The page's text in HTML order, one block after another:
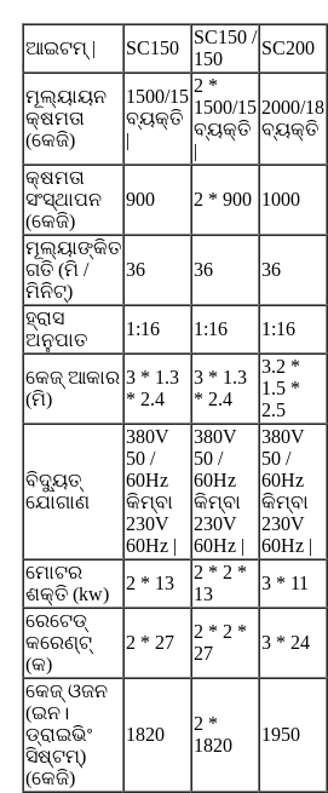
ଆଇଟମ୍ | SC150
SC150 /
150
SC200
ମୂଲ୍ୟାୟନ
କ୍ଷମତା
(କେଜି)
1500/15
ବ୍ୟକ୍ତି
|
2 *
1500/15
ବ୍ୟକ୍ତି
|
2000/18
ବ୍ୟକ୍ତି
କ୍ଷମତା
ସଂସ୍ଥାପନ
(କେଜି)
900 2 * 900 1000
ମୂଲ୍ୟାଙ୍କିତ
ଗତି (ମି /
ମିନିଟ୍)
36 36 36
ହ୍ରାସ
ଅନୁପାତ
1:16 1:16 1:16
କେଜ୍ ଆକାର
(ମି)
3 * 1.3
* 2.4
3 * 1.3
* 2.4
3.2 *
1.5 *
2.5
ବିଦ୍ୟୁତ୍
ଯୋଗାଣ
380V
50 /
60Hz
କିମ୍ବା
230V
60Hz |
380V
50 /
60Hz
କିମ୍ବା
230V
60Hz |
380V
50 /
60Hz
କିମ୍ବା
230V
60Hz |
ମୋଟର
ଶକ୍ତି (kw)
2 * 13
2 * 2 *
13
3 * 11
ରେଟେଡ୍
କରେଣ୍ଟ୍
(କ)
2 * 27
2 * 2 *
27
3 * 24
କେଜ୍ ଓଜନ
(ଇନ।
ଡ୍ରାଇଭିଂ
ସିଷ୍ଟମ୍)
(କେଜି)
1820
2 *
1820
1950